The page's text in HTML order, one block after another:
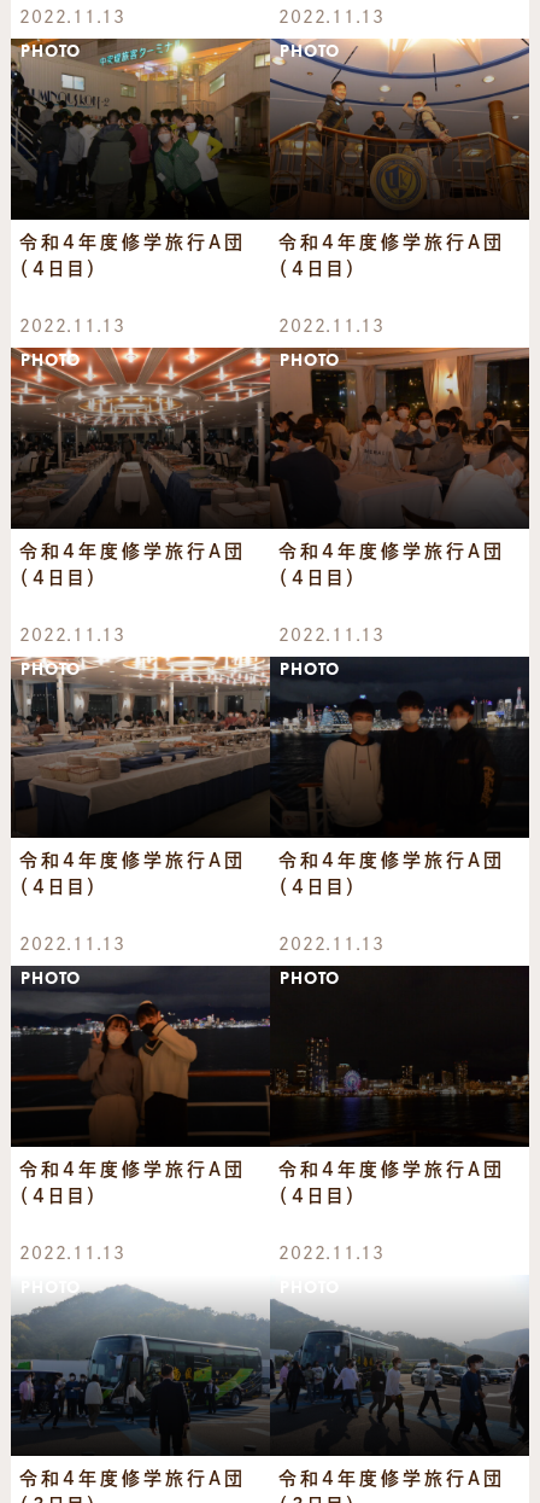
2022.11.13 2022.11.13
PHOTO
令和4年度修学旅行A団
（4日目）
2022.11.13
PHOTO
令和4年度修学旅行A団
（4日目）
2022.11.13
PHOTO
令和4年度修学旅行A団
（4日目）
2022.11.13
PHOTO
令和4年度修学旅行A団
（4日目）
2022.11.13
PHOTO
令和4年度修学旅行A団
（4日目）
2022.11.13
PHOTO
令和4年度修学旅行A団
（4日目）
2022.11.13
PHOTO
令和4年度修学旅行A団
（4日目）
2022.11.13
PHOTO
令和4年度修学旅行A団
（4日目）
2022.11.13
PHOTO
令和4年度修学旅行A団
令和4年度修学旅行A団